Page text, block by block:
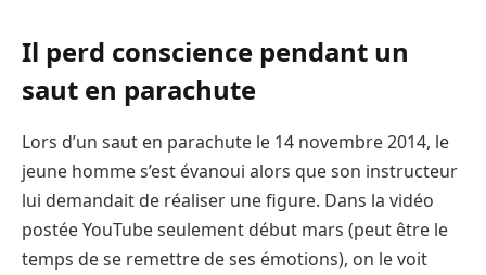
Il perd conscience pendant un
saut en parachute
Lors d’un saut en parachute le 14 novembre 2014, le
jeune homme s’est évanoui alors que son instructeur
lui demandait de réaliser une figure. Dans la vidéo
postée YouTube seulement début mars (peut être le
temps de se remettre de ses émotions), on le voit